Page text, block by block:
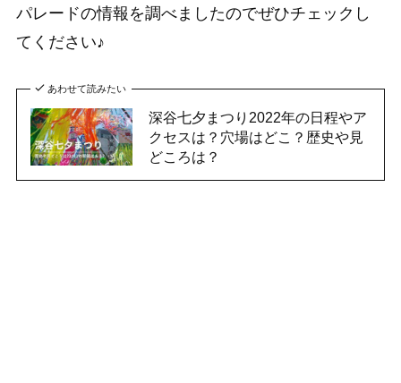
パレードの情報を調べましたのでぜひチェックし
てください♪
あわせて読みたい
深谷七夕まつり2022年の日程やア
クセスは？穴場はどこ？歴史や見
どころは？